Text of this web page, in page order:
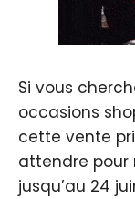
Si vous
occasions
cette vente
attendre pour
jusqu’au 24